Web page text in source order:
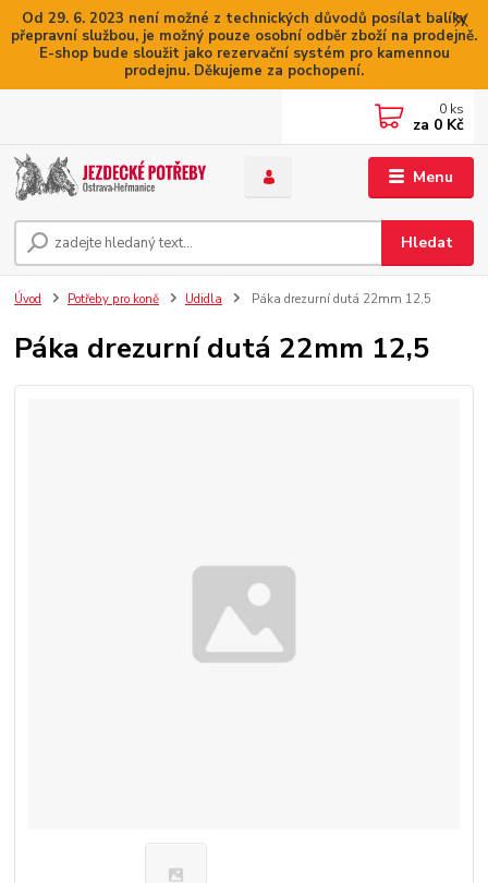
Od 29. 6. 2023 není možné z technických důvodů posílat balíky
přepravní službou, je možný pouze osobní odběr zboží na prodejně.
E-shop bude sloužit jako rezervační systém pro kamennou
prodejnu. Děkujeme za pochopení.
Menu
Hledat
0 ks
za 0 Kč
Úvod Potřeby pro koně Udidla Páka drezurní dutá 22mm 12,5
Páka drezurní dutá 22mm 12,5